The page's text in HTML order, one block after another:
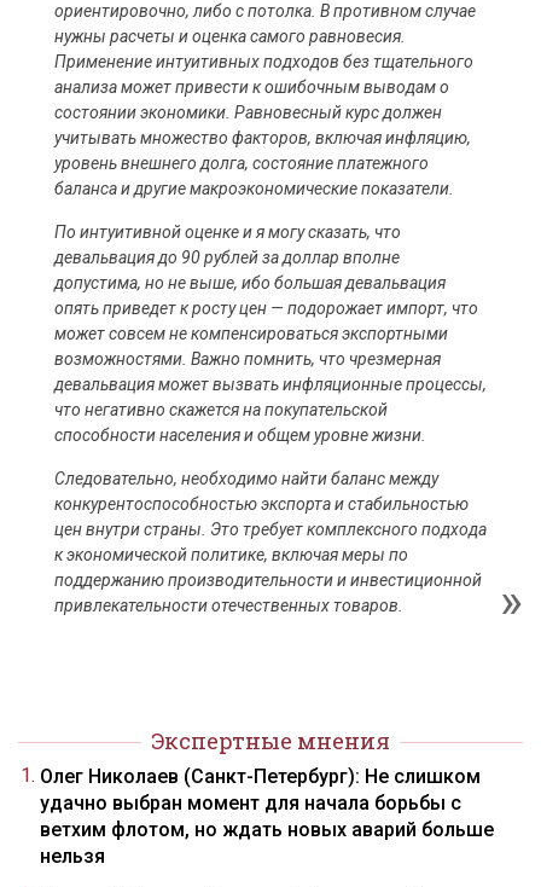
ориентировочно, либо с потолка. В противном случае
нужны расчеты и оценка самого равновесия.
Применение интуитивных подходов без тщательного
анализа может привести к ошибочным выводам о
состоянии экономики. Равновесный курс должен
учитывать множество факторов, включая инфляцию,
уровень внешнего долга, состояние платежного
баланса и другие макроэкономические показатели.
По интуитивной оценке и я могу сказать, что
девальвация до 90 рублей за доллар вполне
допустима, но не выше, ибо большая девальвация
опять приведет к росту цен — подорожает импорт, что
может совсем не компенсироваться экспортными
возможностями. Важно помнить, что чрезмерная
девальвация может вызвать инфляционные процессы,
что негативно скажется на покупательской
способности населения и общем уровне жизни.
Следовательно, необходимо найти баланс между
конкурентоспособностью экспорта и стабильностью
цен внутри страны. Это требует комплексного подхода
к экономической политике, включая меры по
поддержанию производительности и инвестиционной
привлекательности отечественных товаров.
Экспертные мнения
Олег Николаев (Санкт-Петербург): Не слишком
удачно выбран момент для начала борьбы с
ветхим флотом, но ждать новых аварий больше
нельзя